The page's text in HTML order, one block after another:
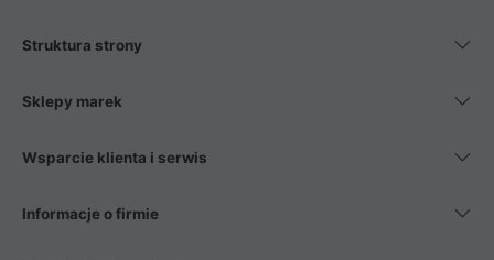
Struktura strony
Sklepy marek
Wsparcie klienta i serwis
Informacje o firmie